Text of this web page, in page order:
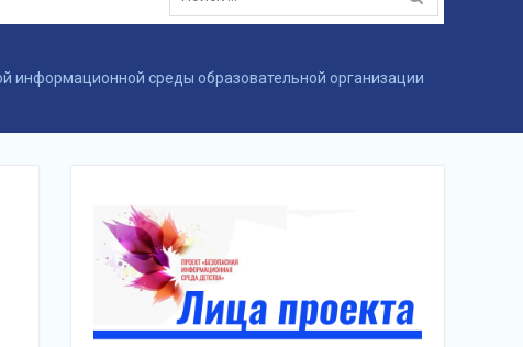
среды образовательной организации